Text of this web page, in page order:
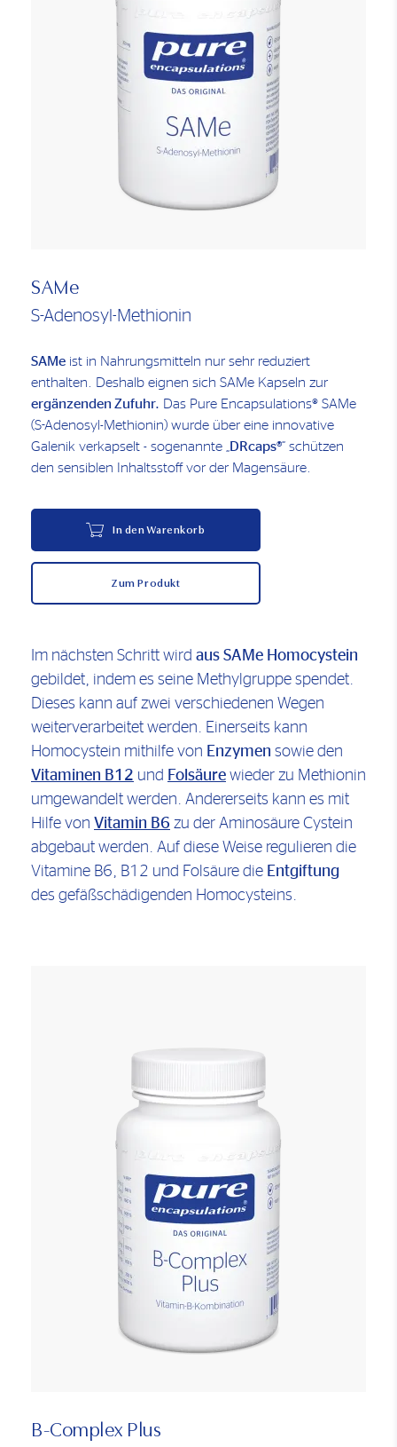
SAMe
S-Adenosyl-Methionin
SAMe ist in Nahrungsmitteln nur sehr reduziert
enthalten. Deshalb eignen sich SAMe Kapseln zur
ergänzenden Zufuhr. Das Pure Encapsulations® SAMe
(S-Adenosyl-Methionin) wurde über eine innovative
Galenik verkapselt - sogenannte „
DRcaps®“ schützen
den sensiblen Inhaltsstoff vor der Magensäure.
In den Warenkorb
Zum Produkt
Im nächsten Schritt wird aus SAMe Homocystein
gebildet, indem es seine Methylgruppe spendet.
Dieses kann auf zwei verschiedenen Wegen
weiterverarbeitet werden. Einerseits kann
Homocystein mithilfe von Enzymen sowie den
Vitaminen B12 und Folsäure wieder zu Methionin
umgewandelt werden. Andererseits kann es mit
Hilfe von Vitamin B6 zu der Aminosäure Cystein
abgebaut werden. Auf diese Weise regulieren die
Vitamine B6, B12 und Folsäure die Entgiftung
des gefäßschädigenden Homocysteins.
B-Complex Plus